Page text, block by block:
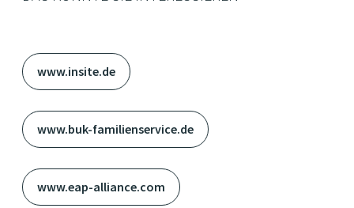
www.insite.de
www.buk-familienservice.de
www.eap-alliance.com